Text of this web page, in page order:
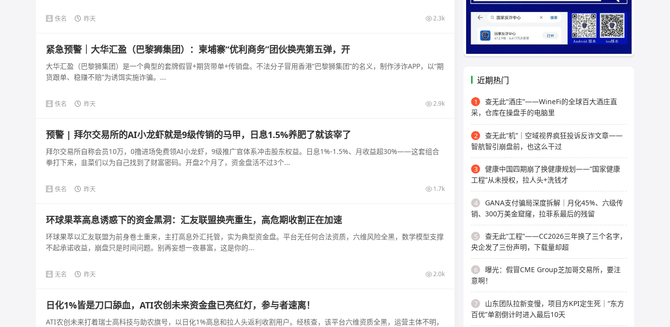
佚名 昨天 2.3k
紧急预警｜大华汇盈（巴黎狮集团）：柬埔寨“优利商务”团伙换壳第五弹，开
大华汇盈（巴黎狮集团）是一个典型的套牌假冒+期货带单+传销盘。不法分子冒用香港“巴黎狮集团”的名义，制作涉诈APP，以“期
货跟单、稳赚不赔”为诱饵实施诈骗。...
佚名 昨天 2.9k
预警 | 拜尔交易所的AI小龙虾就是9级传销的马甲，日息1.5%养肥了就该宰了
拜尔交易所自称会员10万，0撸进场免费领AI小龙虾，9级推广官体系冲击股东权益。日息1%-1.5%、月收益超30%——这套组合
拳打下来，韭菜们以为自己找到了财富密码。开盘2个月了，资金盘活不过3个...
佚名 昨天 1.7k
环球果萃高息诱惑下的资金黑洞：汇友联盟换壳重生，高危期收割正在加速
环球果萃以汇友联盟为前身卷土重来，主打高息外汇托管，实为典型资金盘。平台无任何合法资质，六维风险全黑，数学模型支撑
不起承诺收益，崩盘只是时间问题。别再妄想一夜暴富，这是你的...
无名 昨天 2.0k
日化1%皆是刀口舔血，ATI农创未来资金盘已亮红灯，参与者速离！
ATI农创未来打着瑞士高科技与助农旗号，以日化1%高息和拉人头返利收割用户。经核查，该平台六维资质全黑，运营主体不明，
近期热门
1
查无此“酒庄”——WineFi的全球百大酒庄直
采，仓库在操盘手的电脑里
2
查无此“机”｜空域视界疯狂投诉反诈文章——
智航智引崩盘前，也这么干过
3
健康中国四期崩了换健康规划——“国家健康
工程”从未授权，拉人头+洗钱才
4
GANA支付骗局深度拆解｜月化45%、六级传
销、300万美金窟窿，拉菲系最后的残留
5
查无此“工程”——CC2026三年换了三个名字，
央企发了三份声明，下载量却超
6
曝光：假冒CME Group芝加哥交易所，要注
意啊！
7
山东团队拉新变慢，项目方KPI定生死｜“东方
百优”单割倒计时进入最后10天